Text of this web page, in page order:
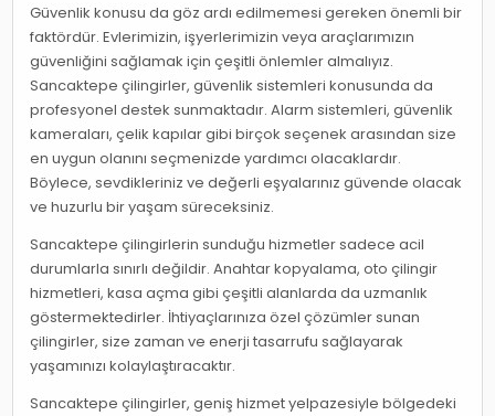
Güvenlik konusu da göz ardı edilmemesi gereken önemli bir
faktördür. Evlerimizin, işyerlerimizin veya araçlarımızın
güvenliğini sağlamak için çeşitli önlemler almalıyız.
Sancaktepe çilingirler, güvenlik sistemleri konusunda da
profesyonel destek sunmaktadır. Alarm sistemleri, güvenlik
kameraları, çelik kapılar gibi birçok seçenek arasından size
en uygun olanını seçmenizde yardımcı olacaklardır.
Böylece, sevdikleriniz ve değerli eşyalarınız güvende olacak
ve huzurlu bir yaşam süreceksiniz.
Sancaktepe çilingirlerin sunduğu hizmetler sadece acil
durumlarla sınırlı değildir. Anahtar kopyalama, oto çilingir
hizmetleri, kasa açma gibi çeşitli alanlarda da uzmanlık
göstermektedirler. İhtiyaçlarınıza özel çözümler sunan
çilingirler, size zaman ve enerji tasarrufu sağlayarak
yaşamınızı kolaylaştıracaktır.
Sancaktepe çilingirler, geniş hizmet yelpazesiyle bölgedeki